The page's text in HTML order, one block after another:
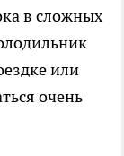
в сложных
или
очень